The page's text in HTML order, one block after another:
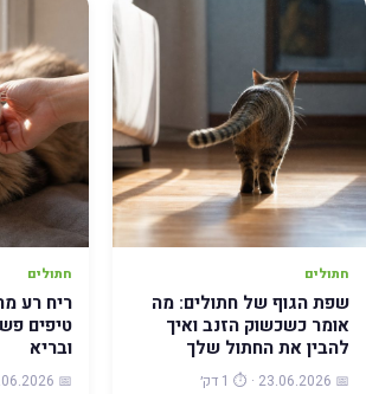
חתולים
שפת הגוף של חתולים: מה
אומר כשכשוק הזנב ואיך
להבין את החתול שלך
📅 23.06.2026 · ⏱️ 1 דק׳
חתולים
ריח רע
טיפים
ובריא
📅 20.06.2026 · ⏱️ 1 דק׳